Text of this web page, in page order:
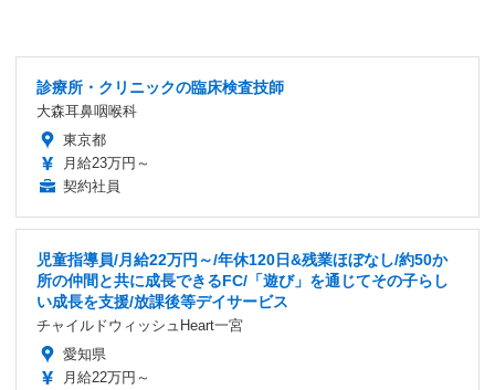
診療所・クリニックの臨床検査技師
大森耳鼻咽喉科
東京都
月給23万円～
契約社員
児童指導員/月給22万円～/年休120日&残業ほぼなし/約50か
所の仲間と共に成長できるFC/「遊び」を通じてその子らし
い成長を支援/放課後等デイサービス
チャイルドウィッシュHeart一宮
愛知県
月給22万円～